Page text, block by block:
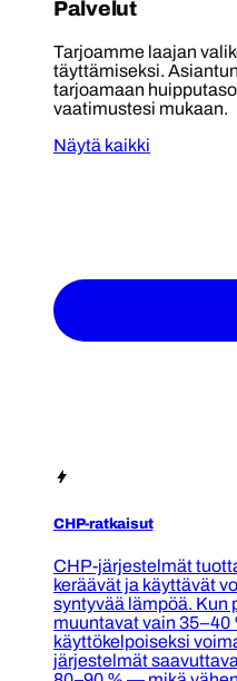
Palvelut
Tarjoamme laajan
täyttämiseksi.
tarjoamaan
vaatimustesi mukaan.
Näytä kaikki
CHP-ratkaisut
CHP-järjestelmät
keräävät ja käyttävät
syntyvää lämpöä. Kun
muuntavat vain 35–40
käyttökelpoiseksi
järjestelmät